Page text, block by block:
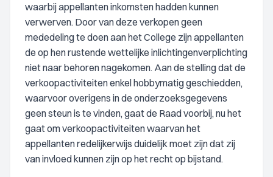
waarbij appellanten inkomsten hadden kunnen
verwerven. Door van deze verkopen geen
mededeling te doen aan het College zijn appellanten
de op hen rustende wettelijke inlichtingenverplichting
niet naar behoren nagekomen. Aan de stelling dat de
verkoopactiviteiten enkel hobbymatig geschiedden,
waarvoor overigens in de onderzoeksgegevens
geen steun is te vinden, gaat de Raad voorbij, nu het
gaat om verkoopactiviteiten waarvan het
appellanten redelijkerwijs duidelijk moet zijn dat zij
van invloed kunnen zijn op het recht op bijstand.